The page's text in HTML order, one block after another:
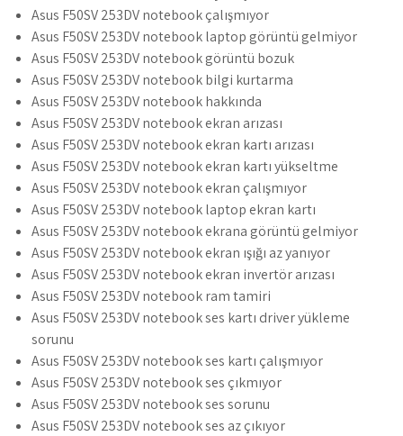
Asus F50SV 253DV notebook çalışmıyor
Asus F50SV 253DV notebook laptop görüntü gelmiyor
Asus F50SV 253DV notebook görüntü bozuk
Asus F50SV 253DV notebook bilgi kurtarma
Asus F50SV 253DV notebook hakkında
Asus F50SV 253DV notebook ekran arızası
Asus F50SV 253DV notebook ekran kartı arızası
Asus F50SV 253DV notebook ekran kartı yükseltme
Asus F50SV 253DV notebook ekran çalışmıyor
Asus F50SV 253DV notebook laptop ekran kartı
Asus F50SV 253DV notebook ekrana görüntü gelmiyor
Asus F50SV 253DV notebook ekran ışığı az yanıyor
Asus F50SV 253DV notebook ekran invertör arızası
Asus F50SV 253DV notebook ram tamiri
Asus F50SV 253DV notebook ses kartı driver yükleme
sorunu
Asus F50SV 253DV notebook ses kartı çalışmıyor
Asus F50SV 253DV notebook ses çıkmıyor
Asus F50SV 253DV notebook ses sorunu
Asus F50SV 253DV notebook ses az çıkıyor